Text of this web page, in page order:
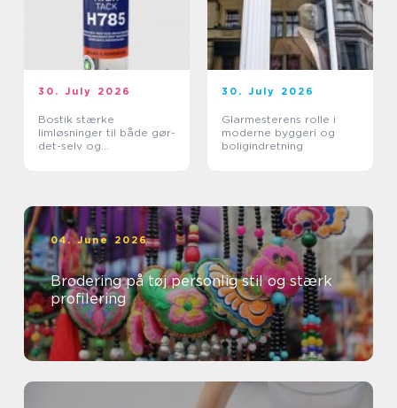
30. July 2026
Bostik stærke
limløsninger til både gør-
det-selv og
30. July 2026
Glarmesterens rolle i
moderne byggeri og
boligindretning
04. June 2026
Brodering på tøj personlig stil og stærk
profilering